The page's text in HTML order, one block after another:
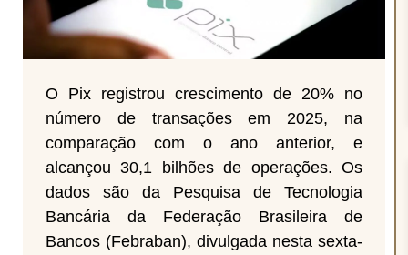
O Pix registrou crescimento de 20% no
número de transações em 2025, na
comparação com o ano anterior, e
alcançou 30,1 bilhões de operações. Os
dados são da Pesquisa de Tecnologia
Bancária da Federação Brasileira de
Bancos (Febraban), divulgada nesta sexta-